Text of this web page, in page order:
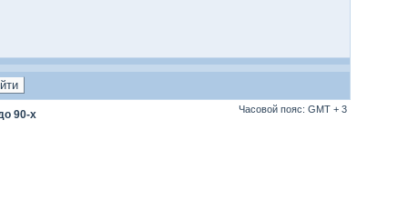
90-х Часовой пояс: GMT + 3